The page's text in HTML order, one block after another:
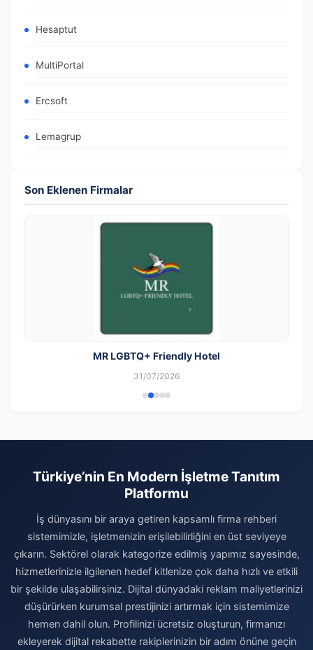
Hesaptut
MultiPortal
Ercsoft
Lemagrup
Son Eklenen Firmalar
MR LGBTQ+ Friendly Hotel
31/07/2026
Türkiye’nin En Modern İşletme Tanıtım
Platformu
İş dünyasını bir araya getiren kapsamlı firma rehberi
sistemimizle, işletmenizin erişilebilirliğini en üst seviyeye
çıkarın. Sektörel olarak kategorize edilmiş yapımız sayesinde,
hizmetlerinizle ilgilenen hedef kitlenize çok daha hızlı ve etkili
bir şekilde ulaşabilirsiniz. Dijital dünyadaki reklam maliyetlerinizi
düşürürken kurumsal prestijinizi artırmak için sistemimize
hemen dahil olun. Profilinizi ücretsiz oluşturun, firmanızı
ekleyerek dijital rekabette rakiplerinizin bir adım önüne geçin